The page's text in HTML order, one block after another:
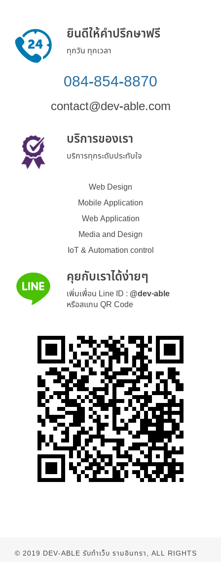
ยินดีให้คำปรึกษาฟรี
ทุกวัน ทุกเวลา
084-854-8870
contact@dev-able.com
บริการของเรา
บริการทุกระดับประทับใจ
Web Design
Mobile Application
Web Application
Media and Design
IoT & Automation control
คุยกับเราได้ง่ายๆ
เพิ่มเพื่อน Line ID : @dev-able
หรือสแกน QR Code
© 2019 DEV-ABLE รับทำเว็บ รามอินทรา, ALL RIGHTS